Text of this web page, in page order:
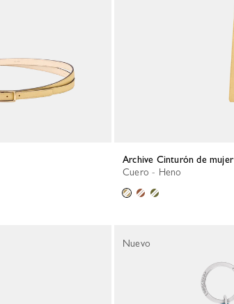
Archive Cinturón de mujer
Cuero - Heno
Nuevo